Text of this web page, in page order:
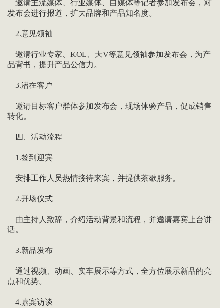
邀请主流媒体、行业媒体、自媒体等记者参加发布会，对
发布会进行报道，扩大品牌和产品知名度。
2.意见领袖
邀请行业专家、KOL、大V等意见领袖参加发布会，为产
品背书，提升产品公信力。
3.潜在客户
邀请目标客户群体参加发布会，现场体验产品，促成销售
转化。
四、活动流程
1.签到迎宾
安排工作人员热情接待来宾，并提供茶歇服务。
2.开场仪式
由主持人致辞，介绍活动背景和流程，并邀请嘉宾上台讲
话。
3.新品发布
通过视频、动画、实车展示等方式，全方位展示新品的亮
点和优势。
4.嘉宾访谈